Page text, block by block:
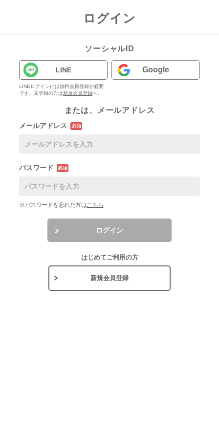
ログイン
ソーシャルID
LINE
LINEログインには無料会員登録が必要
です。未登録の方は新規会員登録へ。
Google
または、メールアドレス
メールアドレス 必須
パスワード 必須
※パスワードを忘れた方はこちら
ログイン
はじめてご利用の方
新規会員登録